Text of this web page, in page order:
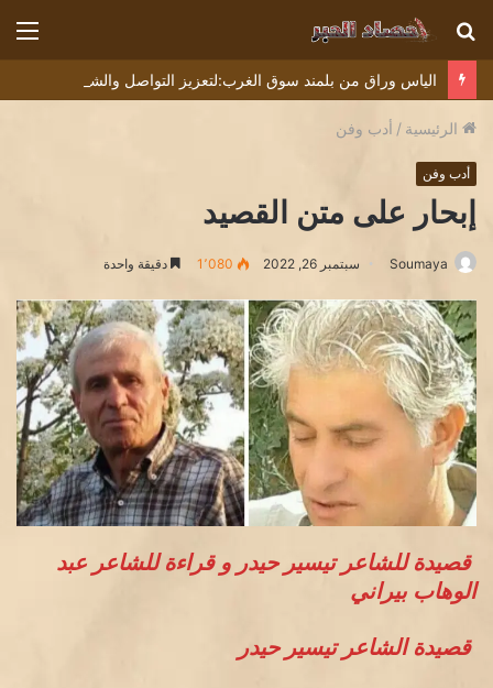
بحث
عن
الرئيسية / أدب وفن
أدب وفن
إبحار على متن القصيد
Soumaya سبتمبر 26, 2022 1٬080 دقيقة واحدة
قصيدة للشاعر تيسير حيدر و قراءة للشاعر عبد
الوهاب بيراني
قصيدة الشاعر تيسير حيدر